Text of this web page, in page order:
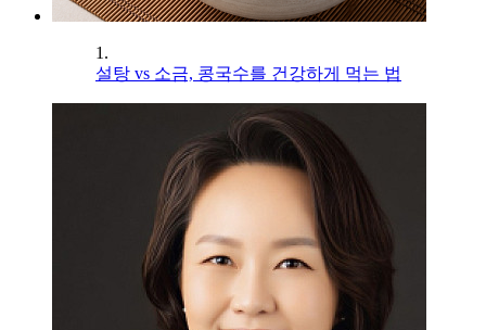
1.
설탕 vs 소금, 콩국수를 건강하게 먹는 법